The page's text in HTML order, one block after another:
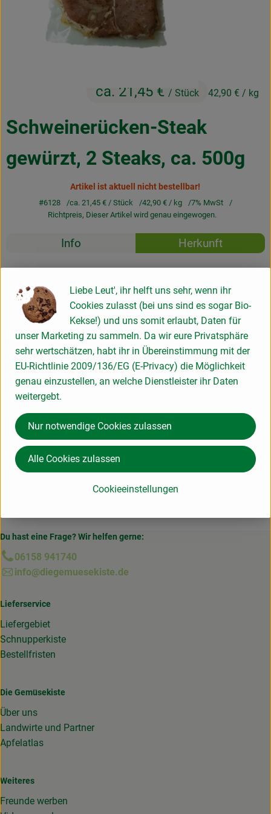
Kochen & Backen
Blog
Rezepte
Veranstaltungen
Schweinerücken-Steak
gewürzt, 2 Steaks, ca. 500g
ca. 21,45 € / Stück 42,90 € / kg
Artikel ist aktuell nicht bestellbar!
#6128 ca. 21,45 € / Stück 42,90 € / kg
7% MwSt
Richtpreis, Dieser Artikel wird genau eingewogen.
Rezepte
Info Herkunft
Entdecke passende RezepteEs wurden
Zutaten:
Schweinefleisch*, Zwiebel*, Sonneblumenöl*,Meersalz,
Pfeffer*, Muskat+;Macis*, Thymian*, Majoran*
aus kontrolliert ökologischer Erzeugung
Produktinformationen
Du hast eine Frage? Wir helfen gerne:
06158 941740
info@diegemuesekiste.de
Lieferservice
Liefergebiet
Schnupperkiste
Bestellfristen
Die Gemüsekiste
Über uns
Landwirte und Partner
Apfelatlas
Weiteres
Freunde werben
Liebe Leut', ihr helft uns sehr, wenn ihr
Cookies zulasst (bei uns sind es sogar Bio-
Kekse!) und uns somit erlaubt, Daten für
unser Marketing zu sammeln. Da wir eure Privatsphäre
sehr wertschätzen, habt ihr in Übereinstimmung mit der
EU-Richtlinie 2009/136/EG (E-Privacy) die Möglichkeit
genau einzustellen, an welche Dienstleister ihr Daten
weitergebt.
Cookieeinstellungen
Nur notwendige Cookies zulassen
Alle Cookies zulassen